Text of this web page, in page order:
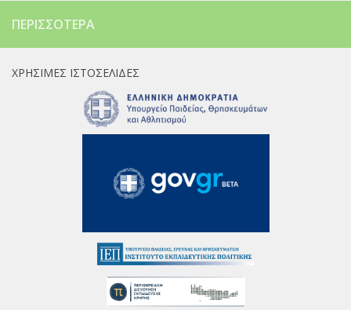
ΠΕΡΙΣΣΌΤΕΡΑ
ΧΡΉΣΙΜΕΣ ΙΣΤΟΣΕΛΊΔΕΣ